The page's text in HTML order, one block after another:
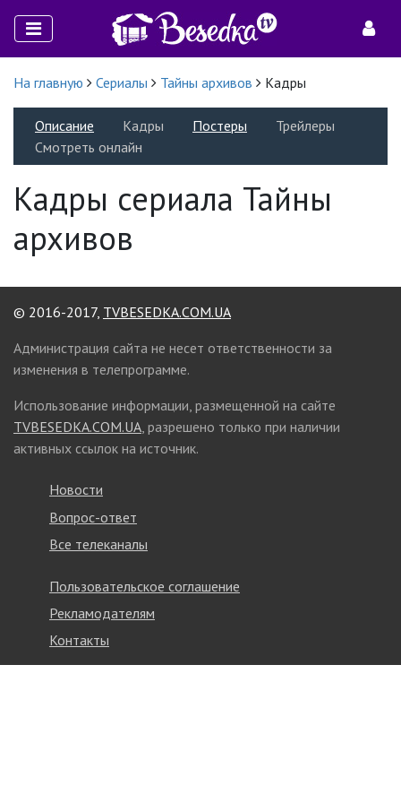
На главную Сериалы Тайны архивов Кадры
Описание Кадры Постеры
Трейлеры
Смотреть онлайн
Кадры сериала Тайны
архивов
© 2016-2017, TVBESEDKA.COM.UA
Администрация сайта не несет ответственности за
изменения в телепрограмме.
Использование информации, размещенной на сайте
TVBESEDKA.COM.UA, разрешено только при наличии
активных ссылок на источник.
Новости
Вопрос-ответ
Все телеканалы
Пользовательское соглашение
Рекламодателям
Контакты